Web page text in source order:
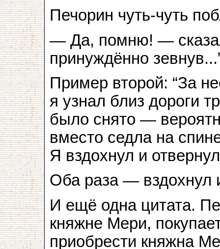
Печорин чуть-чуть
— Да, помню! —
принуждённо
Пример второй: “За
я узнал близ дороги
было снято —
вместо седла на
Я вздохнул и
Оба раза — вздохнул
И ещё одна цитата.
княжне Мери,
приобрести княжна